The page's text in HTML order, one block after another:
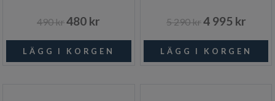
490 kr480 kr 5 290 kr4 995 kr